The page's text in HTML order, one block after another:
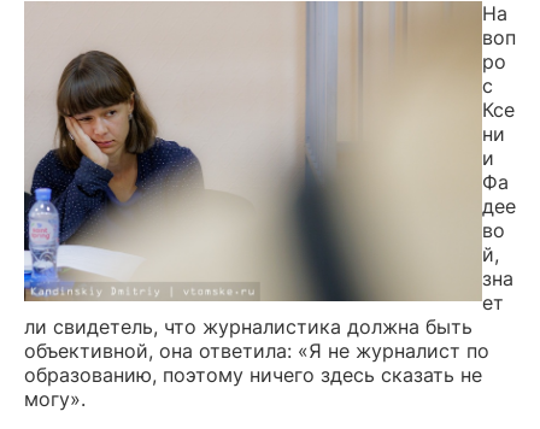
На
воп
ро
с
Ксе
ни
и
Фа
дее
во
й,
зна
ет
ли свидетель, что журналистика должна быть
объективной, она ответила: «Я не журналист по
образованию, поэтому ничего здесь сказать не
могу».